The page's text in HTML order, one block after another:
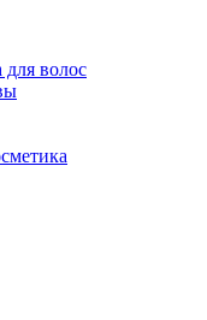
для волос